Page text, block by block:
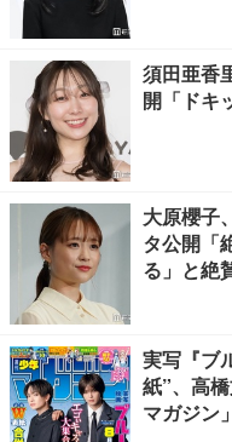
須田亜香
開「ドキ
大原櫻子
タ公開「
る」と絶
実写『ブ
紙”、高
マガジン